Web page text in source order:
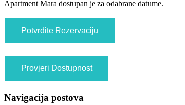
Apartment Mara dostupan je za odabrane datume.
Navigacija postova